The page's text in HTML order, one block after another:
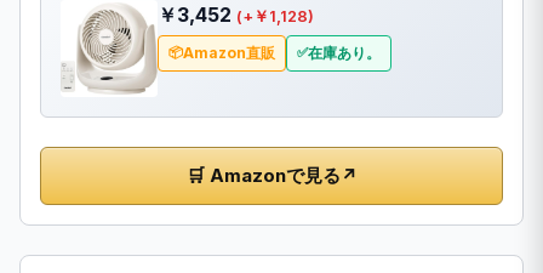
￥3,452 (+￥1,128)
Amazon直販 在庫あり。
🛒 Amazonで見る ↗